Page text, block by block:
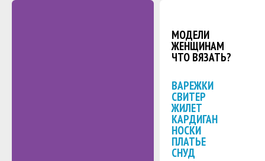
МОДЕЛИ
ЖЕНЩИНАМ
ЧТО ВЯЗАТЬ?
ВАРЕЖКИ
СВИТЕР
ЖИЛЕТ
КАРДИГАН
НОСКИ
ПЛАТЬЕ
СНУД